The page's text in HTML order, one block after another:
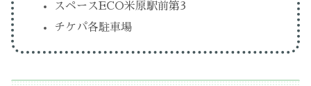
スペースECO米原駅前第3
チケパ各駐車場